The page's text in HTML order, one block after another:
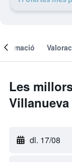
Les
Villanueva
dl. 17/08